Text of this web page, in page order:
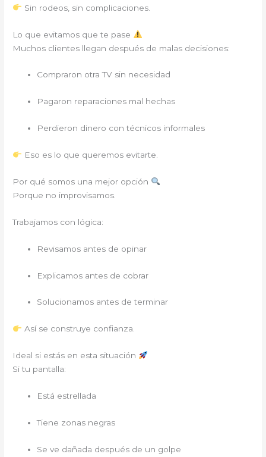
Sin rodeos, sin complicaciones.
Lo que evitamos que te pase
Muchos clientes llegan después de malas decisiones:
Compraron otra TV sin necesidad
Pagaron reparaciones mal hechas
Perdieron dinero con técnicos informales
Eso es lo que queremos evitarte.
Por qué somos una mejor opción
Porque no improvisamos.
Trabajamos con lógica:
Revisamos antes de opinar
Explicamos antes de cobrar
Solucionamos antes de terminar
Así se construye confianza.
Ideal si estás en esta situación
Si tu pantalla:
Está estrellada
Tiene zonas negras
Se ve dañada después de un golpe